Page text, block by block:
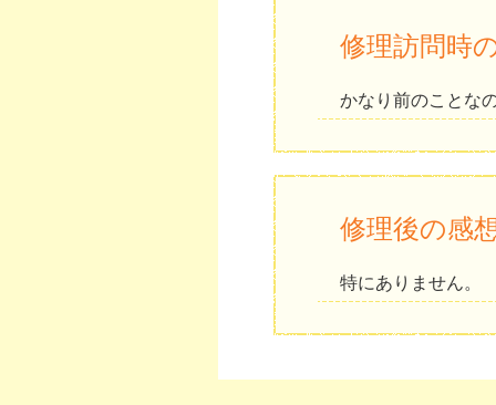
修理訪問時
かなり前のことな
修理後の感
特にありません。